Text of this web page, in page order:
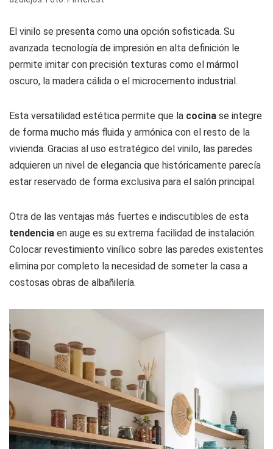
El vinilo se presenta como una opción sofisticada. Su
avanzada tecnología de impresión en alta definición le
permite imitar con precisión texturas como el mármol
oscuro, la madera cálida o el microcemento industrial.
Esta versatilidad estética permite que la cocina se integre
de forma mucho más fluida y armónica con el resto de la
vivienda. Gracias al uso estratégico del vinilo, las paredes
adquieren un nivel de elegancia que históricamente parecía
estar reservado de forma exclusiva para el salón principal.
Otra de las ventajas más fuertes e indiscutibles de esta
tendencia en auge es su extrema facilidad de instalación.
Colocar revestimiento vinílico sobre las paredes existentes
elimina por completo la necesidad de someter la casa a
costosas obras de albañilería.